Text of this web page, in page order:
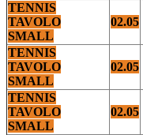
TENNIS
TAVOLO
SMALL
02.05
TENNIS
TAVOLO
SMALL
02.05
TENNIS
TAVOLO
SMALL
02.05